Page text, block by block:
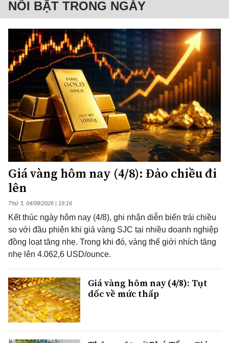
NỔI BẬT TRONG NGÀY
Giá vàng hôm nay (4/8): Đảo chiều đi
lên
Thứ 3, 04/08/2026 | 19:16
Kết thúc ngày hôm nay (4/8), ghi nhận diễn biến trái chiều
so với đầu phiên khi giá vàng SJC tại nhiều doanh nghiệp
đồng loạt tăng nhẹ. Trong khi đó, vàng thế giới nhích tăng
nhẹ lên 4.062,6 USD/ounce.
Giá vàng hôm nay (4/8): Tụt
dốc về mức thấp